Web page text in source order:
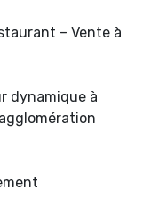
– Vente à
dynamique à